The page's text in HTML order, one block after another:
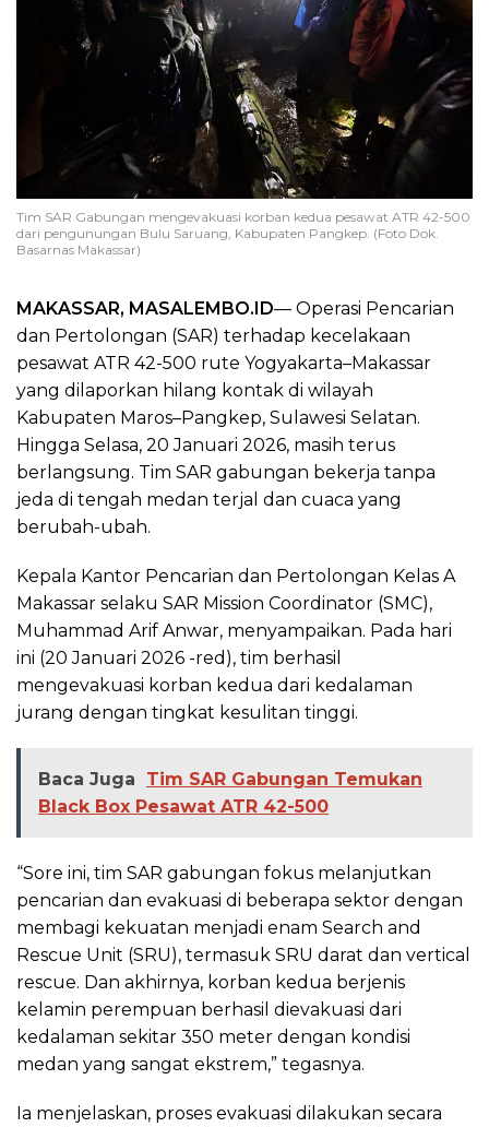
Tim SAR Gabungan mengevakuasi korban kedua pesawat ATR 42-500
dari pengunungan Bulu Saruang, Kabupaten Pangkep. (Foto Dok.
Basarnas Makassar)
MAKASSAR, MASALEMBO.ID— Operasi Pencarian
dan Pertolongan (SAR) terhadap kecelakaan
pesawat ATR 42-500 rute Yogyakarta–Makassar
yang dilaporkan hilang kontak di wilayah
Kabupaten Maros–Pangkep, Sulawesi Selatan.
Hingga Selasa, 20 Januari 2026, masih terus
berlangsung. Tim SAR gabungan bekerja tanpa
jeda di tengah medan terjal dan cuaca yang
berubah-ubah.
Kepala Kantor Pencarian dan Pertolongan Kelas A
Makassar selaku SAR Mission Coordinator (SMC),
Muhammad Arif Anwar, menyampaikan. Pada hari
ini (20 Januari 2026 -red), tim berhasil
mengevakuasi korban kedua dari kedalaman
jurang dengan tingkat kesulitan tinggi.
Baca Juga
Tim SAR Gabungan Temukan
Black Box Pesawat ATR 42-500
“Sore ini, tim SAR gabungan fokus melanjutkan
pencarian dan evakuasi di beberapa sektor dengan
membagi kekuatan menjadi enam Search and
Rescue Unit (SRU), termasuk SRU darat dan vertical
rescue. Dan akhirnya, korban kedua berjenis
kelamin perempuan berhasil dievakuasi dari
kedalaman sekitar 350 meter dengan kondisi
medan yang sangat ekstrem,” tegasnya.
Ia menjelaskan, proses evakuasi dilakukan secara